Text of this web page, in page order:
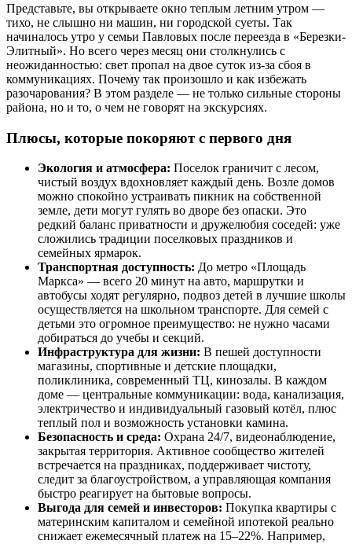
Представьте, вы открываете окно теплым летним утром —
тихо, не слышно ни машин, ни городской суеты. Так
начиналось утро у семьи Павловых после переезда в «Березки-
Элитный». Но всего через месяц они столкнулись с
неожиданностью: свет пропал на двое суток из-за сбоя в
коммуникациях. Почему так произошло и как избежать
разочарования? В этом разделе — не только сильные стороны
района, но и то, о чем не говорят на экскурсиях.
Плюсы, которые покоряют с первого дня
Экология и атмосфера: Поселок граничит с лесом,
чистый воздух вдохновляет каждый день. Возле домов
можно спокойно устраивать пикник на собственной
земле, дети могут гулять во дворе без опаски. Это
редкий баланс приватности и дружелюбия соседей: уже
сложились традиции поселковых праздников и
семейных ярмарок.
Транспортная доступность: До метро «Площадь
Маркса» — всего 20 минут на авто, маршрутки и
автобусы ходят регулярно, подвоз детей в лучшие школы
осуществляется на школьном транспорте. Для семей с
детьми это огромное преимущество: не нужно часами
добираться до учебы и секций.
Инфраструктура для жизни: В пешей доступности
магазины, спортивные и детские площадки,
поликлиника, современный ТЦ, кинозалы. В каждом
доме — центральные коммуникации: вода, канализация,
электричество и индивидуальный газовый котёл, плюс
теплый пол и возможность установки камина.
Безопасность и среда: Охрана 24/7, видеонаблюдение,
закрытая территория. Активное сообщество жителей
встречается на праздниках, поддерживает чистоту,
следит за благоустройством, а управляющая компания
быстро реагирует на бытовые вопросы.
Выгода для семей и инвесторов: Покупка квартиры с
материнским капиталом и семейной ипотекой реально
снижает ежемесячный платеж на 15–22%. Например,